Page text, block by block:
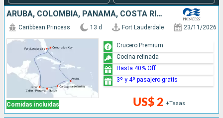
ARUBA, COLOMBIA, PANAMÁ, COSTA RICA, BAHAMAS, ESTADOS UNIDOS
Comidas incluidas
Caribbean Princess 13 d Fort Lauderdale 23/11/2026
US$ 2 +Tasas
Crucero Premium
Cocina refinada
Hasta 40% Off
3º y 4º pasajero gratis